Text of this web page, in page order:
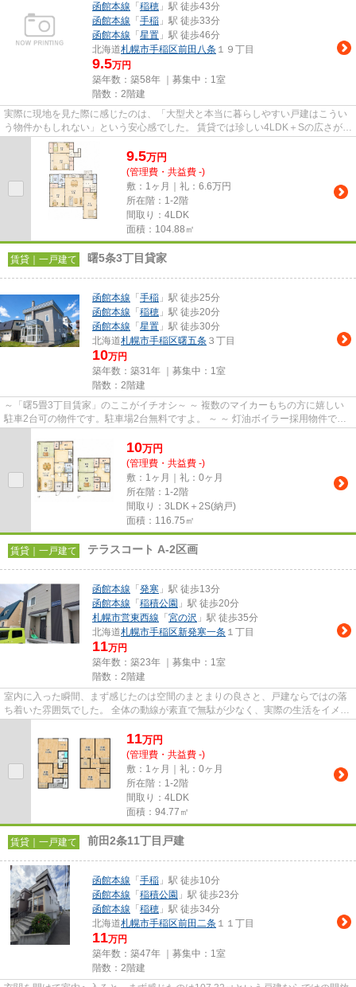
函館本線 「 稲穂 」駅 徒歩43分
函館本線 「 手稲 」駅 徒歩33分
函館本線 「 星置 」駅 徒歩46分
北海道札幌市手稲区前田八条 １９丁目
9.5万円
築年数：築58年 ｜募集中： 1室
階数：2階建
実際に現地を見た際に感じたのは、「大型犬と本当に暮らしやすい戸建はこうい
う物件かもしれない」という安心感でした。 賃貸では珍しい4LDK＋Sの広さがあ
り、室内に入った瞬間から圧...
9.5万円
(管理費・共益費 -)
敷：1ヶ月｜礼：6.6万円
所在階：1-2階
間取り：4LDK
面積：104.88㎡
賃貸｜一戸建て 曙5条3丁目貸家
函館本線 「 手稲 」駅 徒歩25分
函館本線 「 稲穂 」駅 徒歩20分
函館本線 「 星置 」駅 徒歩30分
北海道札幌市手稲区曙五条 ３丁目
10万円
築年数：築31年 ｜募集中： 1室
階数：2階建
～「曙5畳3丁目賃家」のここがイチオシ～ ～ 複数のマイカーもちの方に嬉しい
駐車2台可の物件です。駐車場2台無料ですよ。 ～ ～ 灯油ボイラー採用物件で
10万円
(管理費・共益費 -)
敷：1ヶ月｜礼：0ヶ月
所在階：1-2階
間取り：3LDK＋2S(納戸)
面積：116.75㎡
賃貸｜一戸建て テラスコート A-2区画
函館本線 「 発寒 」駅 徒歩13分
函館本線 「 稲積公園 」駅 徒歩20分
札幌市営東西線 「 宮の沢 」駅 徒歩35分
北海道札幌市手稲区新発寒一条 １丁目
11万円
築年数：築23年 ｜募集中： 1室
階数：2階建
室内に入った瞬間、まず感じたのは空間のまとまりの良さと、戸建ならではの落
ち着いた雰囲気でした。 全体の動線が素直で無駄が少なく、実際の生活をイメー
11万円
(管理費・共益費 -)
敷：1ヶ月｜礼：0ヶ月
所在階：1-2階
間取り：4LDK
面積：94.77㎡
賃貸｜一戸建て 前田2条11丁目戸建
函館本線 「 手稲 」駅 徒歩10分
函館本線 「 稲積公園 」駅 徒歩23分
函館本線 「 稲穂 」駅 徒歩34分
北海道札幌市手稲区前田二条 １１丁目
11万円
築年数：築47年 ｜募集中： 1室
階数：2階建